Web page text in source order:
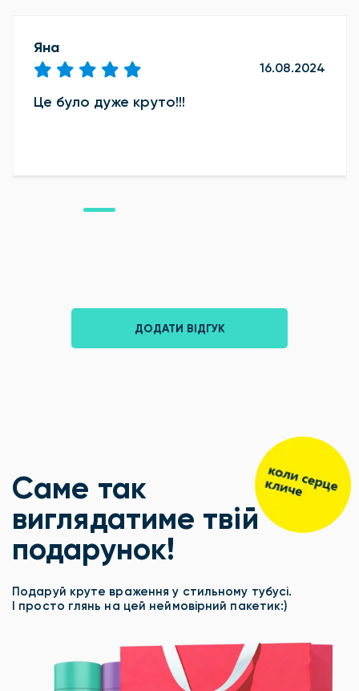
Яна
16.08.2024
Це було дуже круто!!!
ДОДАТИ ВІДГУК
Саме так
виглядатиме твій
подарунок!
Подаруй круте враження у стильному тубусі.
І просто глянь на цей неймовірний пакетик:)